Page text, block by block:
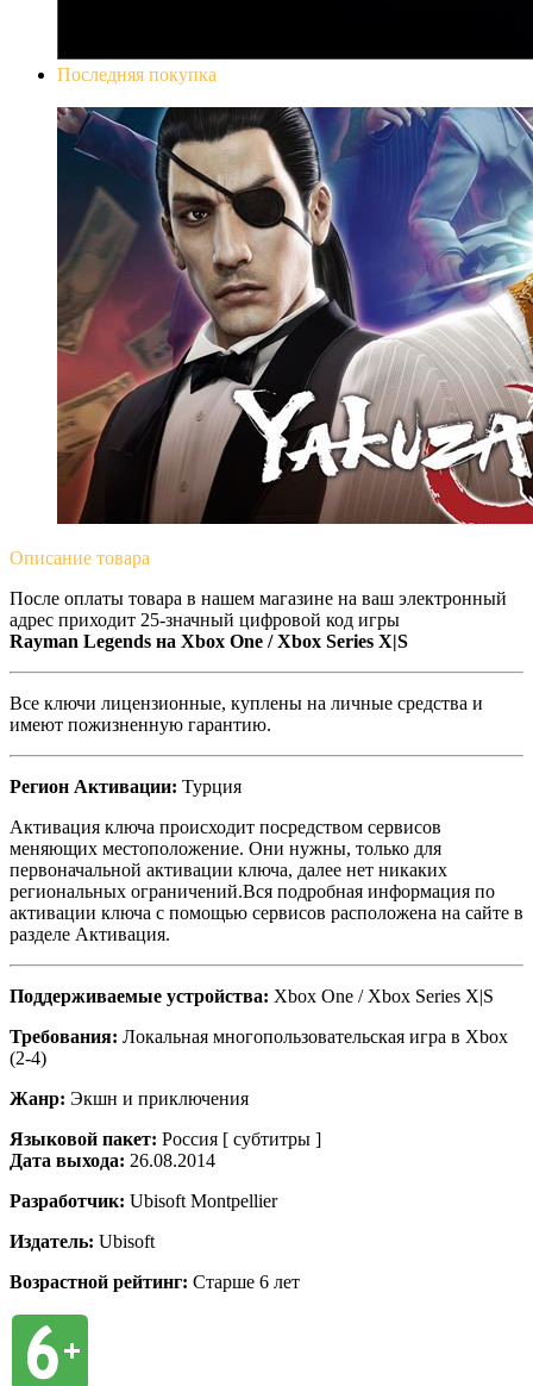
Последняя покупка
Описание товара
После оплаты товара в нашем магазине на ваш электронный
адрес приходит 25-значный цифровой код игры
Rayman Legends на Xbox One / Xbox Series X|S
Все ключи лицензионные, куплены на личные средства и
имеют пожизненную гарантию.
Регион Активации: Турция
Активация ключа происходит посредством сервисов
меняющих местоположение. Они нужны, только для
первоначальной активации ключа, далее нет никаких
региональных ограничений.Вся подробная информация по
активации ключа с помощью сервисов расположена на сайте в
разделе Активация.
Поддерживаемые устройства: Xbox One / Xbox Series X|S
Требования: Локальная многопользовательская игра в Xbox
(2-4)
Жанр: Экшн и приключения
Языковой пакет: Россия [ субтитры ]
Дата выхода: 26.08.2014
Разработчик: Ubisoft Montpellier
Издатель: Ubisoft
Возрастной рейтинг: Старше 6 лет